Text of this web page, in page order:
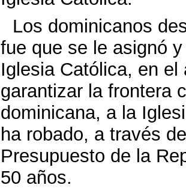
Los dominicanos
fue que se le asignó
Iglesia Católica, en
garantizar la frontera
dominicana, a la
ha robado, a través
Presupuesto de la
50 años.